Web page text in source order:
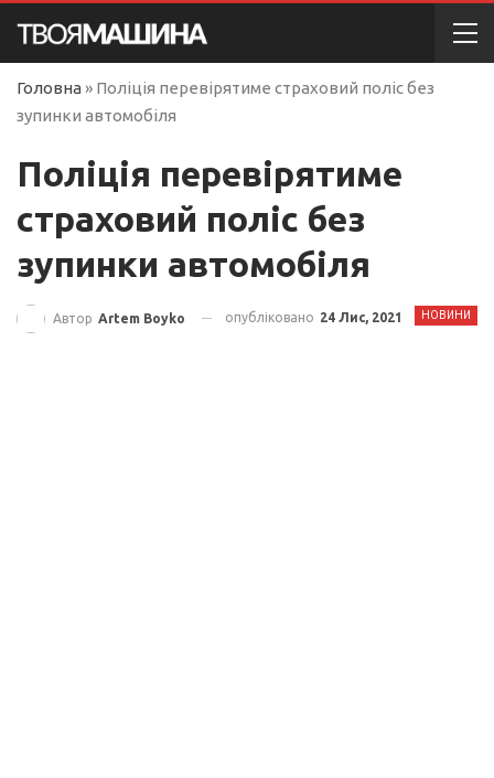
Головна » Поліція перевірятиме страховий поліс без
зупинки автомобіля
Поліція перевірятиме
страховий поліс без
зупинки автомобіля
НОВИНИ
Автор Artem Boyko опубліковано 24 Лис, 2021